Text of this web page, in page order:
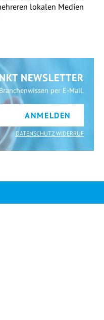
lokalen Medien
NEWSLETTER
per E-Mail.
ANMELDEN
DATENSCHUTZ WIDERRUF